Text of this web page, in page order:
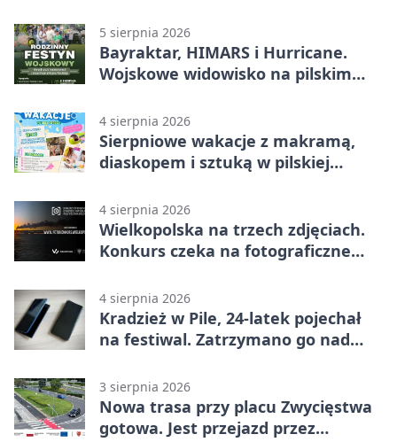
5 sierpnia 2026
Bayraktar, HIMARS i Hurricane.
Wojskowe widowisko na pilskim
4 sierpnia 2026
Sierpniowe wakacje z makramą,
diaskopem i sztuką w pilskiej
4 sierpnia 2026
Wielkopolska na trzech zdjęciach.
Konkurs czeka na fotograficzne
4 sierpnia 2026
Kradzież w Pile, 24-latek pojechał
na festiwal. Zatrzymano go nad
3 sierpnia 2026
Nowa trasa przy placu Zwycięstwa
gotowa. Jest przejazd przez